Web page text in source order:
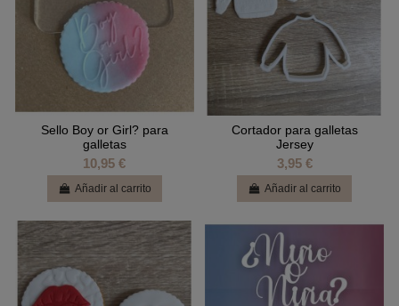
Sello Boy or Girl? para
galletas
10,95 €
Añadir al carrito
Cortador para galletas
Jersey
3,95 €
Añadir al carrito